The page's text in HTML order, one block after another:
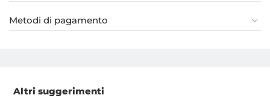
Metodi di pagamento
Altri suggerimenti